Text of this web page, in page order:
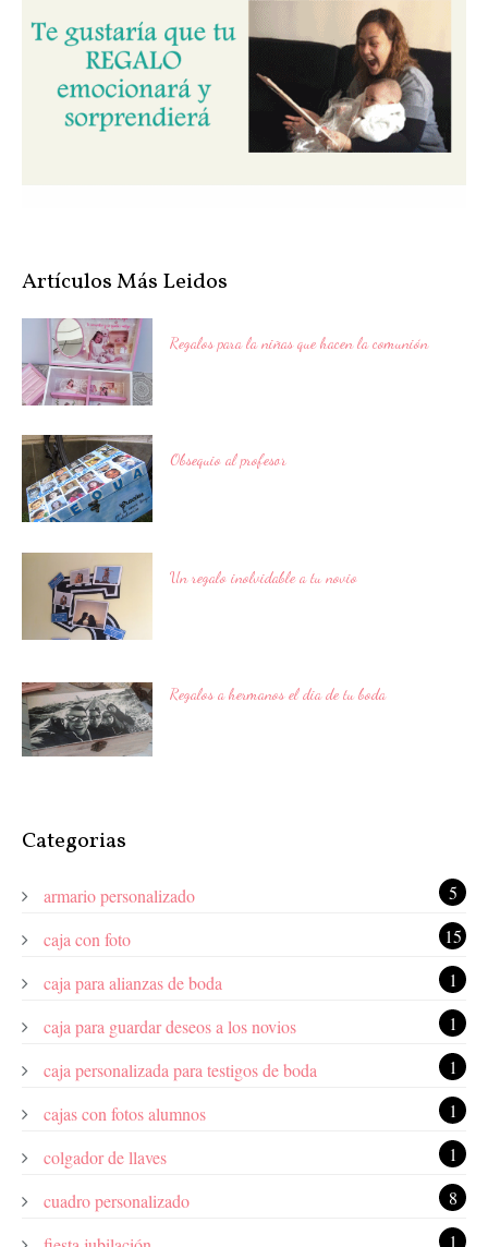
Artículos Más Leidos
Regalos para la niñas que hacen la comunión
Obsequio al profesor
Un regalo inolvidable a tu novio
Regalos a hermanos el dia de tu boda
Categorias
armario personalizado 5
caja con foto 15
caja para alianzas de boda 1
caja para guardar deseos a los novios 1
caja personalizada para testigos de boda 1
cajas con fotos alumnos 1
colgador de llaves 1
cuadro personalizado 8
1